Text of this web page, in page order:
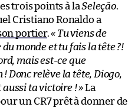
trois points à laSeleção.
Cristiano Ronaldo a
portier.« Tu viens de
monde et tu fais la tête ?!
mais est-ce que
Donc relève la tête, Diogo,
aussi ta victoire ! »La
un CR7 prêt à donner de